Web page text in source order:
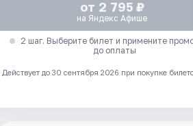
от 2 795 ₽
на Яндекс Афише
2 шаг. Выберите билет и примените
до оплаты
Действует до 30 сентября 2026 при покупке